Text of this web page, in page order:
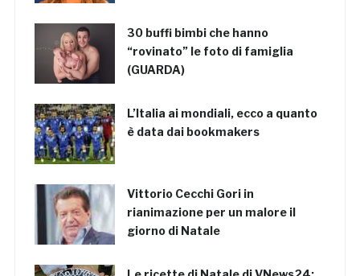
30 buffi bimbi che hanno
“rovinato” le foto di famiglia
(GUARDA)
L’Italia ai mondiali, ecco a quanto
è data dai bookmakers
Vittorio Cecchi Gori in
rianimazione per un malore il
giorno di Natale